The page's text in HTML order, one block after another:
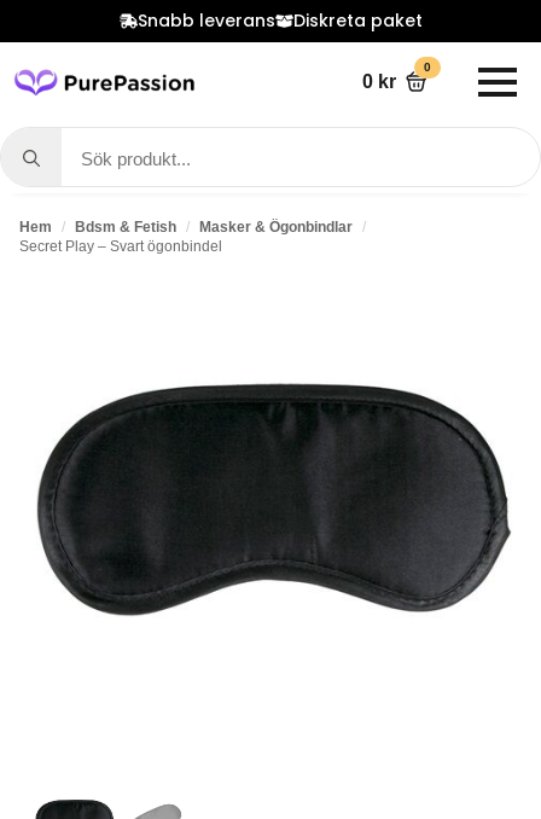
Snabb leverans Diskreta paket
0 kr
0
Search
for:
Hem Bdsm & Fetish
Masker & Ögonbindlar
Secret Play – Svart ögonbindel